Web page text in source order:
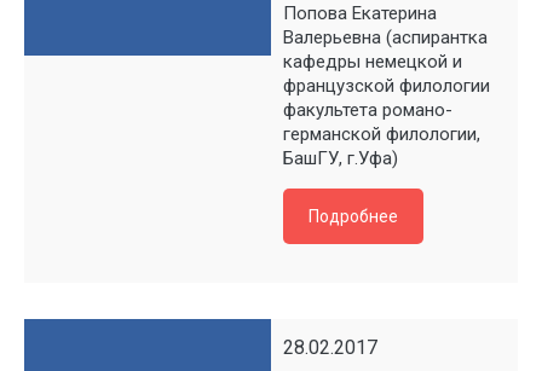
Попова Екатерина
Валерьевна (аспирантка
кафедры немецкой и
французской филологии
факультета романо-
германской филологии,
БашГУ, г.Уфа)
Подробнее
28.02.2017